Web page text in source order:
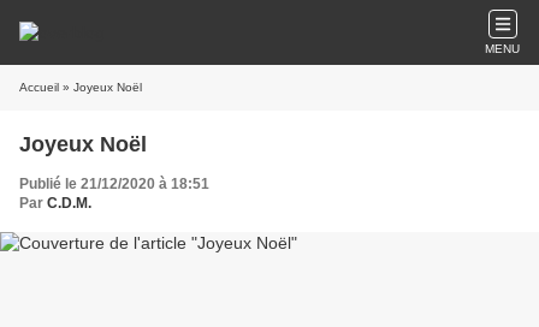
MENU
Accueil » Joyeux Noël
Joyeux Noël
Publié le 21/12/2020 à 18:51
Par C.D.M.